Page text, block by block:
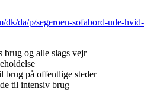
dk/da/p/segeroen-sofabord-ude-hvid-
brug og alle slags vejr
brug på offentlige steder
til intensiv brug